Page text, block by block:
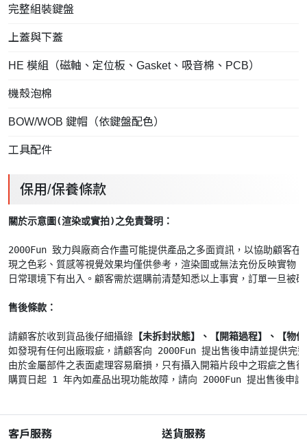
完整組裝鍵盤
上蓋與下蓋
HE 模組（磁軸、定位板、Gasket、吸音棉、PCB）
機殼泡棉
BOW/WOB 鍵帽（依鍵盤配色）
工具配件
保用/保養條款
關於示意圖(渲染或實拍)之免責聲明：
2000Fun 致力與廠商合作盡可能提供產品之多面資訊，以協助顧客
現之色彩、質感等視覺效果均僅供參考，渲染圖或無法充份反映實
日常環境下有出入。顧客需於選購前清楚知悉以上事實，訂單一旦被
售後條款：
請顧客於收到貨品後仔細攝錄 【未拆封狀態】、【開箱過程】、【物
如發現有任何出廠瑕疵，請顧客向 2000Fun 提出售後申請並提供完
由於金屬部件之表面處理容易磨損，只有攝入開箱片段中之瑕疵之售
客戶服務 送貨服務